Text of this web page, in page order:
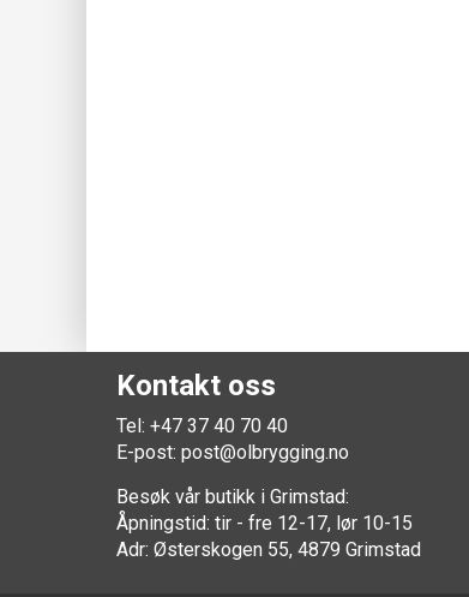
Kontakt oss
Tel: +47 37 40 70 40
E-post: post@olbrygging.no
Besøk vår butikk i Grimstad:
Åpningstid: tir - fre 12-17, lør 10-15
Adr: Østerskogen 55, 4879 Grimstad